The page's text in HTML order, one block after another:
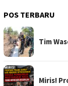
POS TERBARU
Tim
Miris!